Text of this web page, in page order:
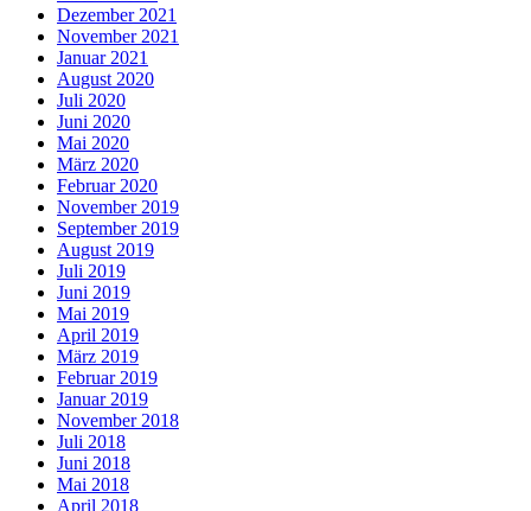
Dezember 2021
November 2021
Januar 2021
August 2020
Juli 2020
Juni 2020
Mai 2020
März 2020
Februar 2020
November 2019
September 2019
August 2019
Juli 2019
Juni 2019
Mai 2019
April 2019
März 2019
Februar 2019
Januar 2019
November 2018
Juli 2018
Juni 2018
Mai 2018
April 2018